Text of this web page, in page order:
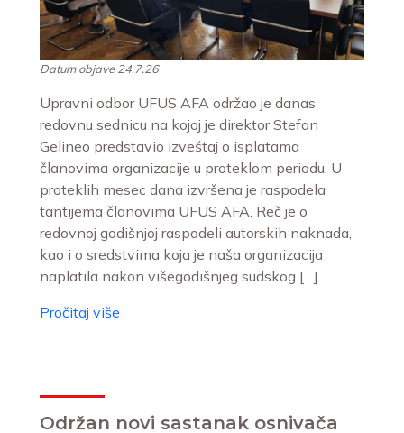
Datum objave 24.7.26
Upravni odbor UFUS AFA održao je danas
redovnu sednicu na kojoj je direktor Stefan
Gelineo predstavio izveštaj o isplatama
članovima organizacije u proteklom periodu. U
proteklih mesec dana izvršena je raspodela
tantijema članovima UFUS AFA. Reč je o
redovnoj godišnjoj raspodeli autorskih naknada,
kao i o sredstvima koja je naša organizacija
naplatila nakon višegodišnjeg sudskog […]
Pročitaj više
Održan novi sastanak osnivača